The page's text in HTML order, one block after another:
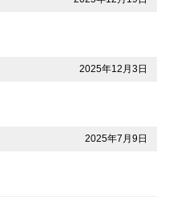
2025年12月3日
2025年7月9日